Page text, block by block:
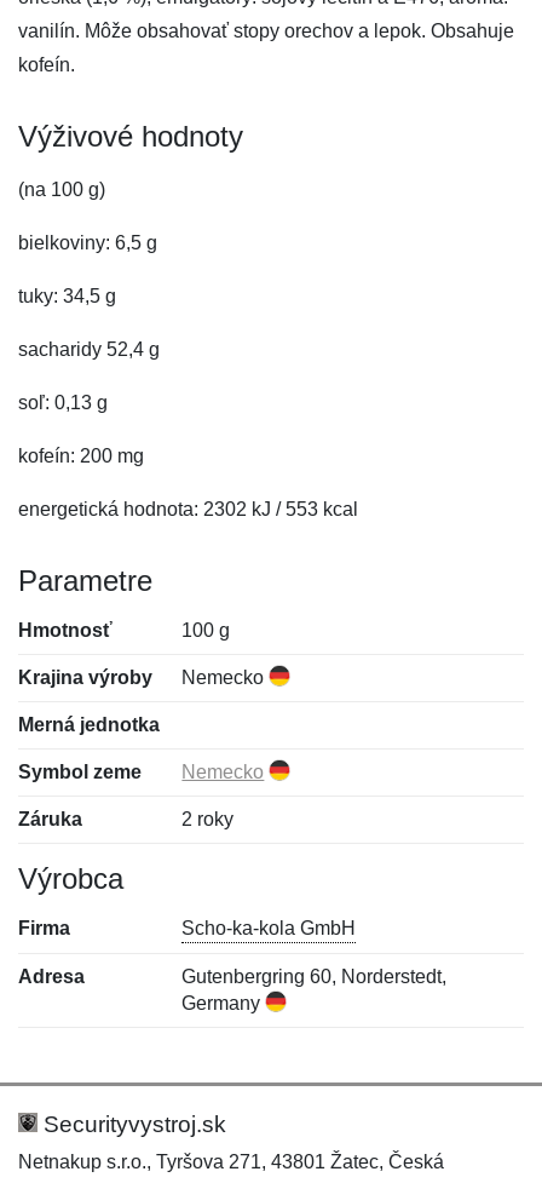
vanilín. Môže obsahovať stopy orechov a lepok. Obsahuje
kofeín.
Výživové hodnoty
(na 100 g)
bielkoviny: 6,5 g
tuky: 34,5 g
sacharidy 52,4 g
soľ: 0,13 g
kofeín: 200 mg
energetická hodnota: 2302 kJ / 553 kcal
Parametre
Hmotnosť 100 g
Krajina výroby Nemecko
Merná jednotka
Symbol zeme Nemecko
Záruka 2 roky
Výrobca
Firma Scho-ka-kola GmbH
Adresa
Gutenbergring 60, Norderstedt,
Germany
Hodnotenie:
Meno:
Securityvystroj.sk
Netnakup s.r.o., Tyršova 271, 43801 Žatec, Česká